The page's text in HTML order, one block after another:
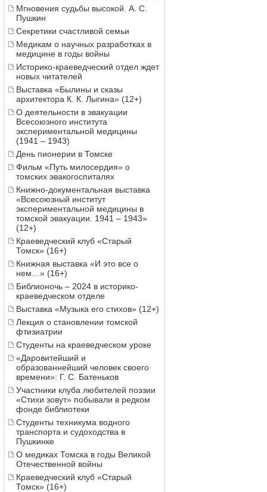
Мгновения судьбы высокой. А. С.
Пушкин
Секретики счастливой семьи
Медикам о научных разработках в
медицине в годы войны
Историко-краеведческий отдел ждет
новых читателей
Выставка «Былины и сказы
архитектора К. К. Лыгина» (12+)
О деятельности в эвакуации
Всесоюзного института
экспериментальной медицины
(1941 – 1943)
День пионерии в Томске
Фильм «Путь милосердия» о
томских эвакогоспиталях
Книжно-документальная выставка
«Всесоюзный институт
экспериментальной медицины в
томской эвакуации. 1941 – 1943»
(12+)
Краеведческий клуб «Старый
Томск» (16+)
Книжная выставка «И это все о
нем…» (16+)
Библионочь – 2024 в историко-
краеведческом отделе
Выставка «Музыка его стихов» (12+)
Лекция о становлении томской
фтизиатрии
Студенты на краеведческом уроке
«Даровитейший и
образованнейший человек своего
времени»: Г. С. Батеньков
Участники клуба любителей поэзии
«Стихи зовут» побывали в редком
фонде библиотеки
Студенты техникума водного
транспорта и судоходства в
Пушкинке
О медиках Томска в годы Великой
Отечественной войны
Краеведческий клуб «Старый
Томск» (16+)